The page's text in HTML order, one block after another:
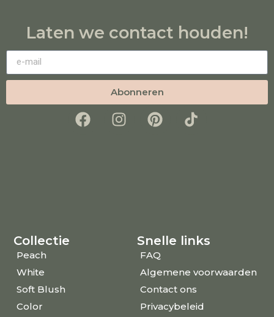
Laten we contact houden!
Abonneren
Collectie
Peach
White
Soft Blush
Color
Snelle links
FAQ
Algemene voorwaarden
Contact ons
Privacybeleid